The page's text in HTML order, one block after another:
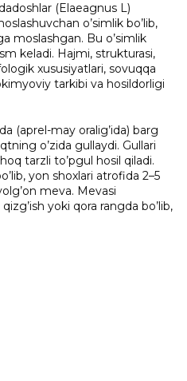
(Elaeagnus L)
o’simlik bo’lib,
moslashgan. Bu o’simlik
keladi. Hajmi, strukturasi,
xususiyatlari, sovuqqa
tarkibi va hosildorligi
(aprel-may oralig’ida) barg
o’zida gullaydi. Gullari
tarzli to’pgul hosil qiladi.
yon shoxlari atrofida 2–5
meva. Mevasi
yoki qora rangda bo’lib,